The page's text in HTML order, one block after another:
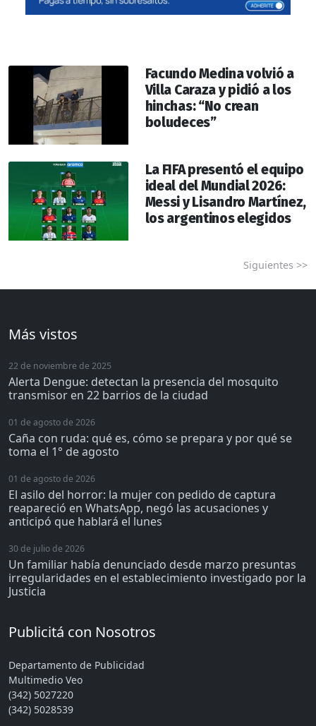
Facundo Medina volvió a
Villa Caraza y pidió a los
hinchas: “No crean
boludeces”
La FIFA presentó el equipo
ideal del Mundial 2026:
Messi y Lisandro Martínez,
los argentinos elegidos
Siguientes >>
Más vistos
22 de noviembre de 2025
Alerta Dengue: detectan la presencia del mosquito
transmisor en 22 barrios de la ciudad
01 de agosto de 2026
Caña con ruda: qué es, cómo se prepara y por qué se
toma el 1° de agosto
01 de agosto de 2026
El asilo del horror: la mujer con pedido de captura
reapareció en WhatsApp, negó las acusaciones y
anticipó que hablará el lunes
30 de julio de 2026
Un familiar había denunciado desde marzo presuntas
irregularidades en el establecimiento investigado por la
Justicia
Publicitá con Nosotros
Departamento de Publicidad
Multimedio Veo
(342) 5027220
(342) 5028539